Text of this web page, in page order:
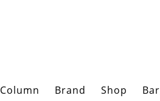
Column Brand Shop